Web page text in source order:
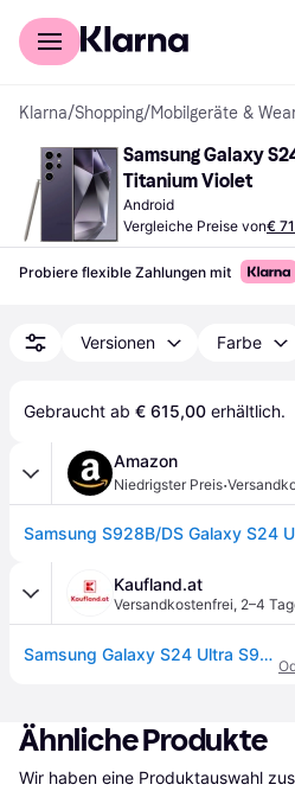
Für Shopper
Klarna/Shopping/Mobilgeräte &
Samsung Galaxy
Titanium Violet
Android
Vergleiche Preise von€
Probiere flexible Zahlungen mit
Versionen Farbe
Gebraucht ab € 615,00 erhältlich.
Amazon
Niedrigster Preis·
Kaufland.at
Versandkostenfrei, 2–4
Samsung Galaxy S24 Ultra S928B 5G 256GB titanium gray EU
Ähnliche Produkte
Wir haben eine Produktauswahl